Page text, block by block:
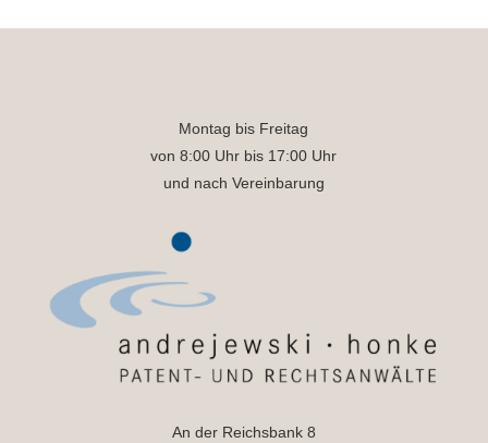
Montag bis Freitag
von 8:00 Uhr bis 17:00 Uhr
und nach Vereinbarung
An der Reichsbank 8